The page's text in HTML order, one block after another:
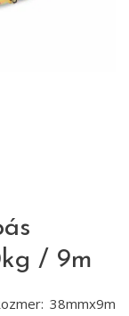
/ 9m
38mmx9m